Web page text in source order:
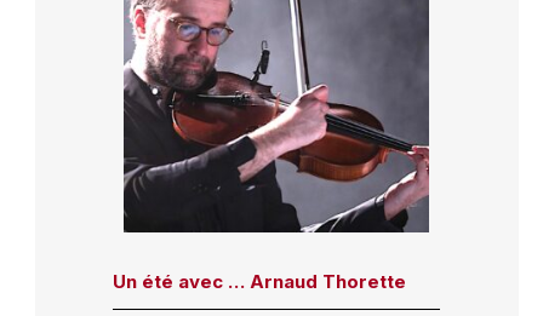
Un été avec … Arnaud Thorette